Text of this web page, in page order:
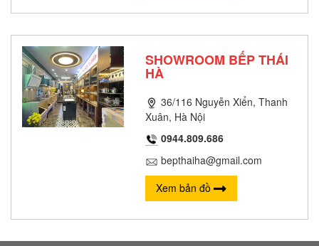
SHOWROOM BẾP THÁI
HÀ
36/116 Nguyễn Xiển, Thanh
Xuân, Hà Nội
0944.809.686
bepthaiha@gmail.com
Xem bản đồ